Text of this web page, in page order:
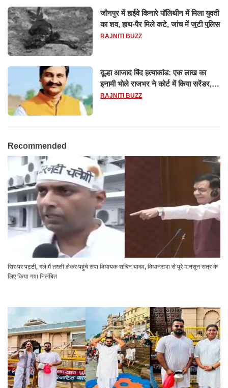
जौनपुर में हाईवे किनारे पॉलिथीन में मिला युवती
का शव, हाथ-पैर मिले कटे, जांच में जुटी पुलिस
RAJNITI BUZZ
दूल्हा आजाद बिंद हत्याकांड: एक लाख का
इनामी भोले राजभर ने कोर्ट में किया सरेंडर,
14 दिन के लिए भेजा गया जेल
RAJNITI BUZZ
Recommended
सिर पर पट्टी, गले में तख्ती लेकर पहुंचे सपा विधायक सचिन यादव, विधानसभा से पूरे मानसून सत्र के
लिए किया गया निलंबित